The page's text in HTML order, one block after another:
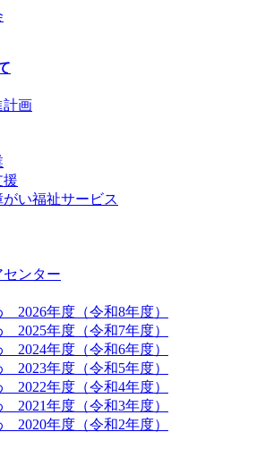
計画
援
い福祉サービス
ンター
2026年度（令和8年度）
2025年度（令和7年度）
2024年度（令和6年度）
2023年度（令和5年度）
2022年度（令和4年度）
2021年度（令和3年度）
2020年度（令和2年度）